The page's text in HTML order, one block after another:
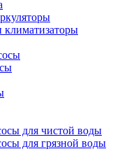
климатизаторы
для чистой воды
для грязной воды